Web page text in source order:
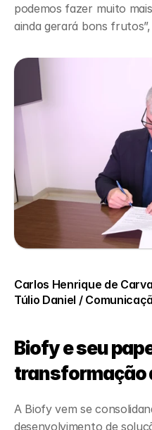
podemos fazer muito
ainda gerará bons
Carlos Henrique de
Túlio Daniel /
Biofy e seu
transformação
A Biofy vem se
desenvolvimento de